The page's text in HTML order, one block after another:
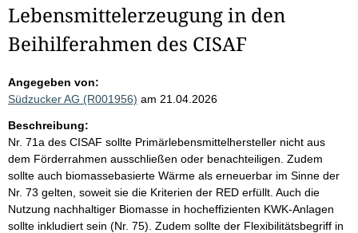
Lebensmittelerzeugung in den
Beihilferahmen des CISAF
Angegeben von:
Südzucker AG (R001956) am 21.04.2026
Beschreibung:
Nr. 71a des CISAF sollte Primärlebensmittelhersteller nicht aus
dem Förderrahmen ausschließen oder benachteiligen. Zudem
sollte auch biomassebasierte Wärme als erneuerbar im Sinne der
Nr. 73 gelten, soweit sie die Kriterien der RED erfüllt. Auch die
Nutzung nachhaltiger Biomasse in hocheffizienten KWK-Anlagen
sollte inkludiert sein (Nr. 75). Zudem sollte der Flexibilitätsbegriff in